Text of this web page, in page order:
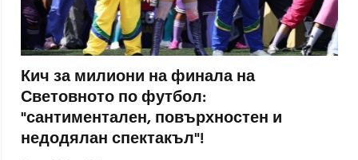
Кич за милиони на финала на
Световното по футбол:
"сантиментален, повърхностен и
недодялан спектакъл"!